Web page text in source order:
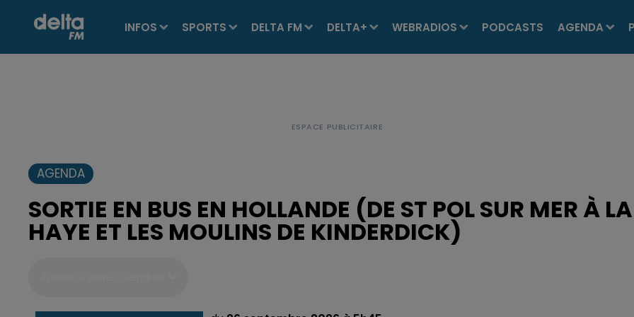
INFOS SPORTS DELTA FM DELTA+ WEBRADIOS PODCASTS AGENDA
AGENDA
SORTIE EN BUS EN HOLLANDE (DE ST POL SUR MER À LA
HAYE ET LES MOULINS DE KINDERDICK)